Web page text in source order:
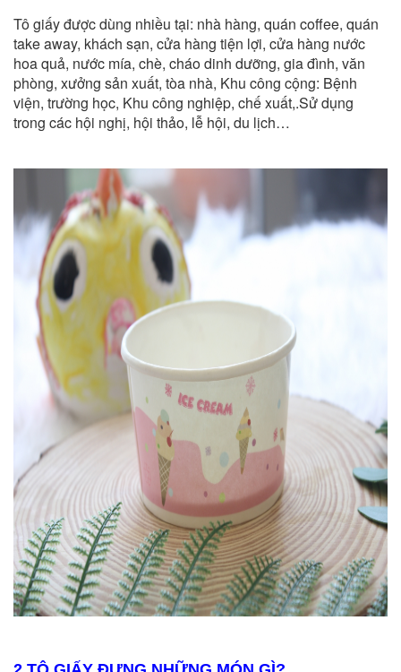
Tô giấy được dùng nhiều tại: nhà hàng, quán coffee, quán
take away, khách sạn, cửa hàng tiện lợi, cửa hàng nước
hoa quả, nước mía, chè, cháo dinh dưỡng, gia đình, văn
phòng, xưởng sản xuất, tòa nhà, Khu công cộng: Bệnh
viện, trường học, Khu công nghiệp, chế xuất,.Sử dụng
trong các hội nghị, hội thảo, lễ hội, du lịch…